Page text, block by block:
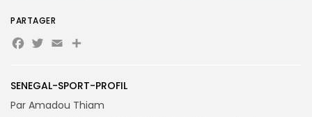
Search
for:
SENEGAL-SPORT-PROFIL
Par Amadou Thiam
PARTAGER
Facebook
Twitter
EmailPartager